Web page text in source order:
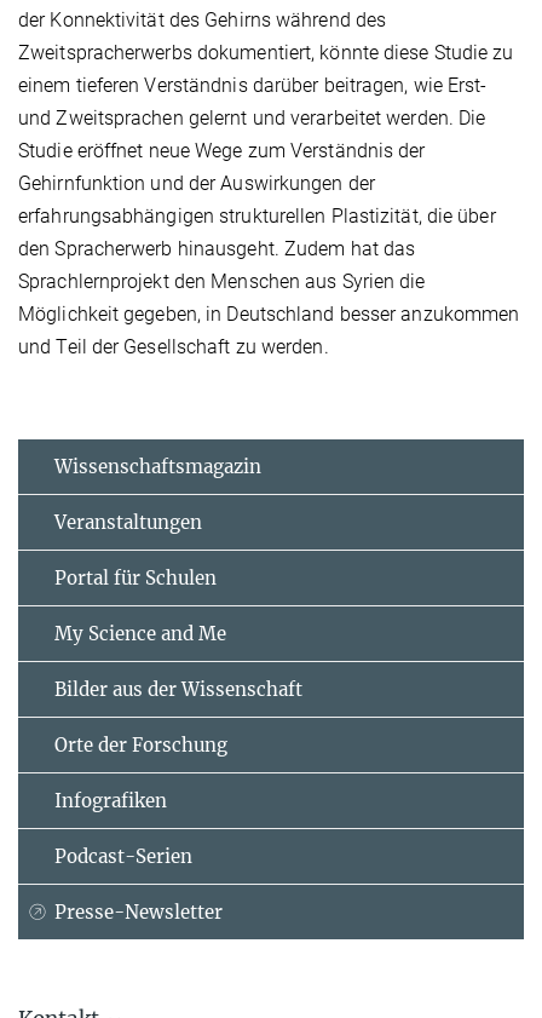
der Konnektivität des Gehirns während des
Zweitspracherwerbs dokumentiert, könnte diese Studie zu
einem tieferen Verständnis darüber beitragen, wie Erst-
und Zweitsprachen gelernt und verarbeitet werden. Die
Studie eröffnet neue Wege zum Verständnis der
Gehirnfunktion und der Auswirkungen der
erfahrungsabhängigen strukturellen Plastizität, die über
den Spracherwerb hinausgeht. Zudem hat das
Sprachlernprojekt den Menschen aus Syrien die
Möglichkeit gegeben, in Deutschland besser anzukommen
und Teil der Gesellschaft zu werden.
Wissenschaftsmagazin
Veranstaltungen
Portal für Schulen
My Science and Me
Bilder aus der Wissenschaft
Orte der Forschung
Infografiken
Podcast-Serien
Presse-Newsletter